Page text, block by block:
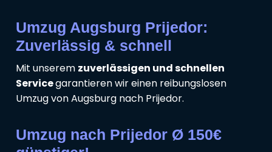
Umzug Augsburg Prijedor:
Zuverlässig & schnell
Mit unserem zuverlässigen und schnellen
Servicegarantieren wir einen reibungslosen
Umzug von Augsburg nach Prijedor.
Umzug nach Prijedor Ø 150€